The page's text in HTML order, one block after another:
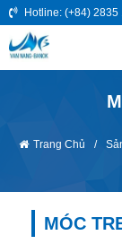
Hotline: (+84) 2835
Trang Chủ /
MÓC